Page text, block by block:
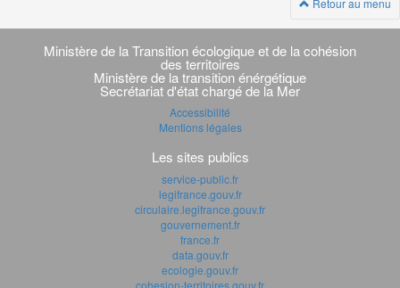
Navigation
transverse
Ministère de la Transition écologique et de la cohésion
des territoires
Ministère de la transition énérgétique
Secrétariat d'état chargé de la Mer
Accessibilité
Mentions légales
Les sites publics
service-public.fr
legifrance.gouv.fr
circulaire.legifrance.gouv.fr
gouvernement.fr
france.fr
data.gouv.fr
ecologie.gouv.fr
cohesion-territoires.gouv.fr